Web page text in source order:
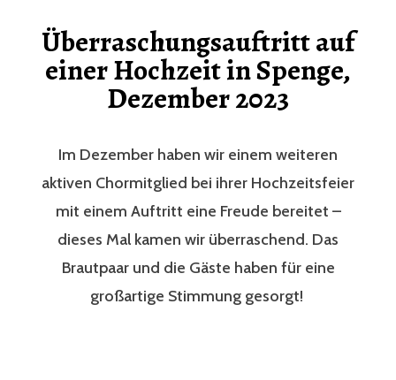
Überraschungsauftritt auf
einer Hochzeit in Spenge,
Dezember 2023
Im Dezember haben wir einem weiteren
aktiven Chormitglied bei ihrer Hochzeitsfeier
mit einem Auftritt eine Freude bereitet –
dieses Mal kamen wir überraschend. Das
Brautpaar und die Gäste haben für eine
großartige Stimmung gesorgt!